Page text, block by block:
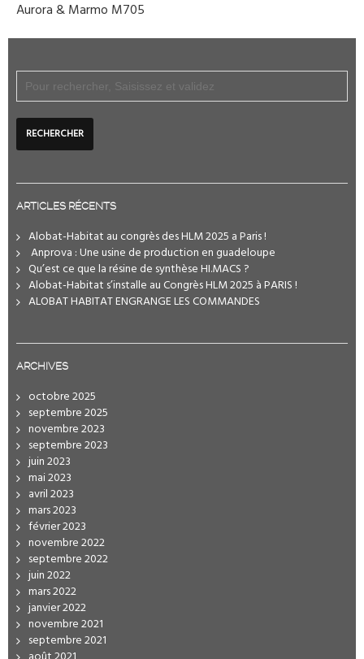
Aurora & Marmo M705
ARTICLES RÉCENTS
Alobat-Habitat au congrès des HLM 2025 a Paris !
️ Anprova : Une usine de production en guadeloupe
Qu’est ce que la résine de synthèse HI.MACS ?
Alobat-Habitat s’installe au Congrès HLM 2025 à PARIS !
ALOBAT HABITAT ENGRANGE LES COMMANDES
ARCHIVES
octobre 2025
septembre 2025
novembre 2023
septembre 2023
juin 2023
mai 2023
avril 2023
mars 2023
février 2023
novembre 2022
septembre 2022
juin 2022
mars 2022
janvier 2022
novembre 2021
septembre 2021